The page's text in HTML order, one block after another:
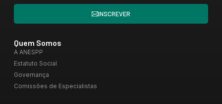
Quem Somos
A ANESPP
Estatuto Social
Governança
Comissões de Especialistas
INSCREVER